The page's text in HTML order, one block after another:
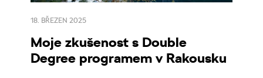
18. BŘEZEN 2025
Moje zkušenost s Double
Degree programem v Rakousku